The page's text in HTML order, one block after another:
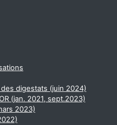
digestats (juin 2024)
(jan. 2021, sept.2023)
2023)